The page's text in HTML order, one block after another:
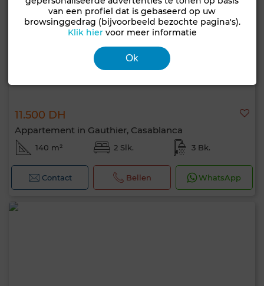
11.500 DH
Appartement in Gauthier, Casablanca
140 m² 2 Slk. 3 Bk.
Contact Bellen WhatsApp
van een profiel dat is gebaseerd op uw
browsinggedrag (bijvoorbeeld bezochte pagina's).
Klik hiervoor meer informatie
Ok